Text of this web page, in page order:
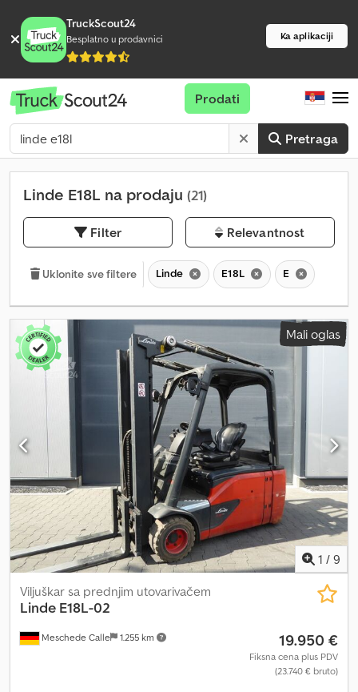
TruckScout24
Besplatno u prodavnici Ka aplikaciji
Pretraga
Prodati
Linde E18L na prodaju (21)
Filter Relevantnost
Uklonite sve filtere Linde E18L E
Mali oglas
1 / 9
Meschede Calle 1.255 km
Viljuškar sa prednjim utovarivačem
Linde E18L-02
19.950 €
Fiksna cena plus PDV
(23.740 € bruto)